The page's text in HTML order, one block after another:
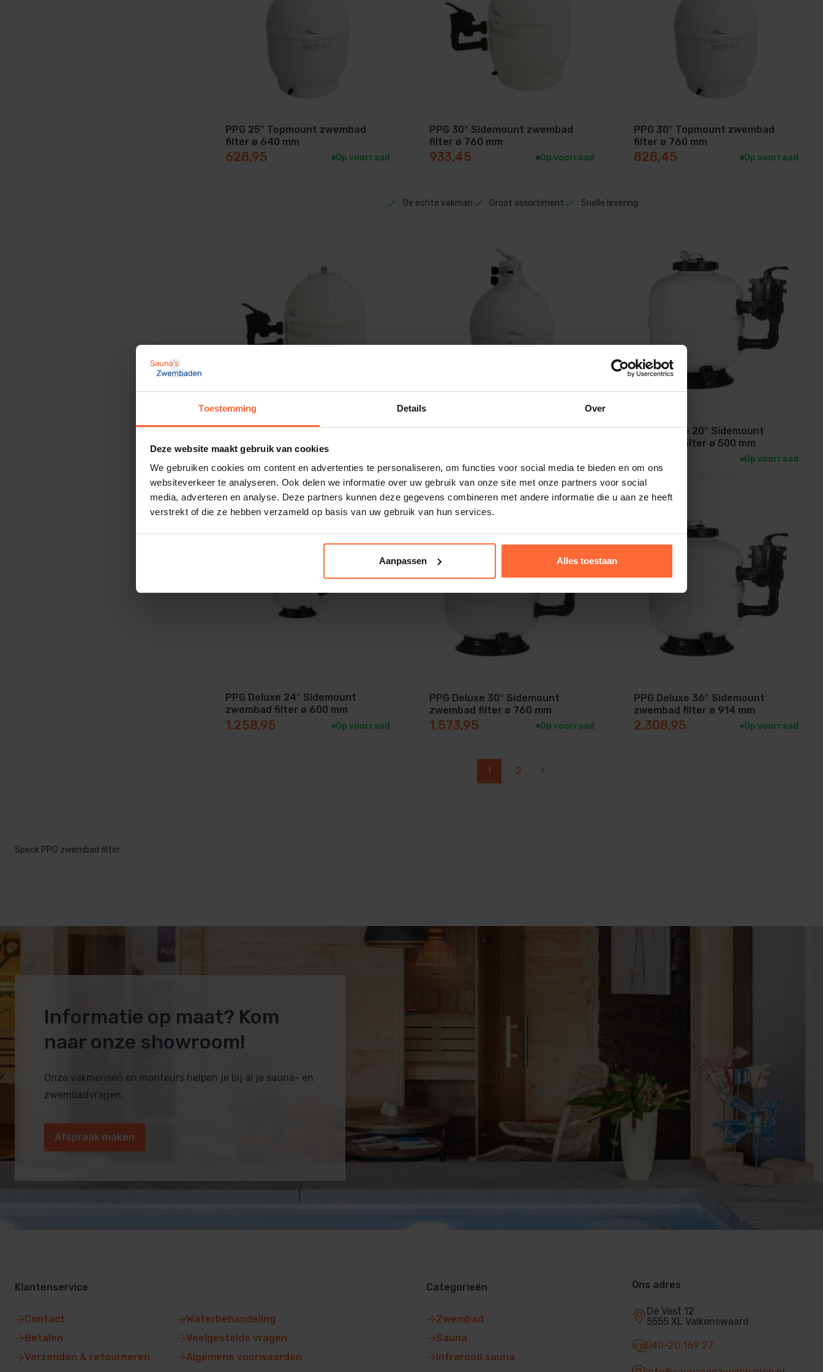
Toestemming Details Over
Deze website maakt gebruik van cookies
We gebruiken cookies om content en advertenties te personaliseren, om functies voor social media te bieden en om ons
websiteverkeer te analyseren. Ook delen we informatie over uw gebruik van onze site met onze partners voor social
media, adverteren en analyse. Deze partners kunnen deze gegevens combineren met andere informatie die u aan ze heeft
verstrekt of die ze hebben verzameld op basis van uw gebruik van hun services.
Aanpassen Alles toestaan
PPG 25″ Topmount zwembad
filter ø 640 mm
628,95 Op voorraad
PPG 30″ Sidemount zwembad
filter ø 760 mm
933,45 Op voorraad
PPG 30″ Topmount zwembad
filter ø 760 mm
828,45 Op voorraad
De echte vakman Groot assortiment Snelle levering
PPG 35″ Sidemount zwembad
filter ø 900 mm
1.153,95
PPG 35″ Topmount zwembad
PPG Deluxe 20″ Sidemount
zwembad filter ø 500 mm
Op voorraad
PPG Deluxe 24″ Sidemount
zwembad filter ø 600 mm
1.258,95 Op voorraad
PPG Deluxe 30″ Sidemount
zwembad filter ø 760 mm
1.573,95 Op voorraad
PPG Deluxe 36″ Sidemount
zwembad filter ø 914 mm
2.308,95 Op voorraad
1 2
Speck PPG zwembad filter
Informatie op maat? Kom
naar onze showroom!
Onze vakmensen en monteurs helpen je bij al je sauna- en
zwembadvragen.
Afspraak maken
Klantenservice
Contact
Betalen
Verzenden & retourneren
Waterbehandeling
Veelgestelde vragen
Algemene voorwaarden
Categorieën
Zwembad
Sauna
Infrarood sauna
Ons adres
De Vest 12
5555 XL Valkenswaard
040-20 169 27